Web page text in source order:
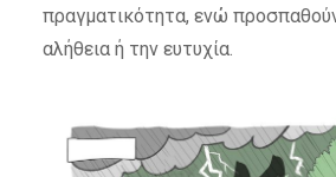
πραγματικότητα, ενώ
αλήθεια ή την ευτυχία.